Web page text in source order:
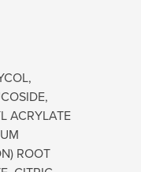
ACRYLATE
ROOT